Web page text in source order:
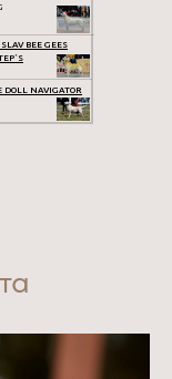
BEE GEES
DOLL NAVIGATOR